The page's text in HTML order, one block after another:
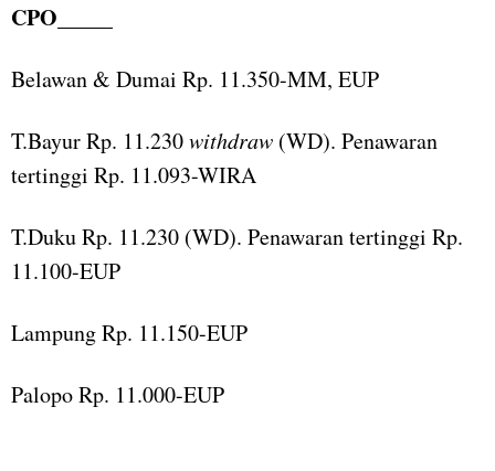
CPO_____
Belawan & Dumai Rp. 11.350-MM, EUP
T.Bayur Rp. 11.230withdraw (WD). Penawaran
tertinggi Rp. 11.093-WIRA
T.Duku Rp. 11.230 (WD). Penawaran tertinggi Rp.
11.100-EUP
Lampung Rp. 11.150-EUP
Palopo Rp. 11.000-EUP